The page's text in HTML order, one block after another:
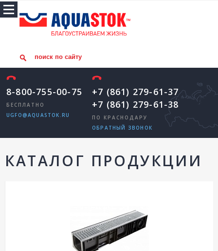
8-800-755-00-75
БЕСПЛАТНО
UGFO@AQUASTOK.RU
+7 (861) 279-61-37
+7 (861) 279-61-38
ПО КРАСНОДАРУ
ОБРАТНЫЙ ЗВОНОК
КАТАЛОГ ПРОДУКЦИИ